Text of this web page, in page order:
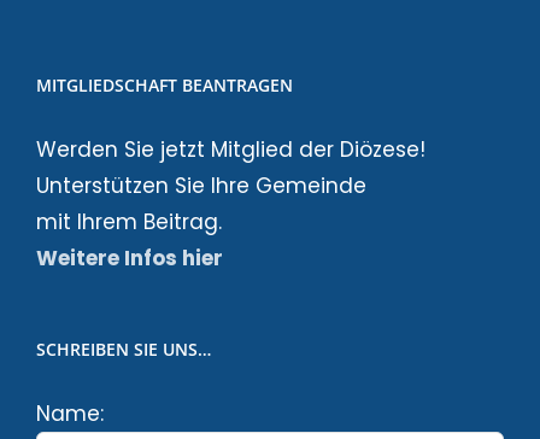
MITGLIEDSCHAFT BEANTRAGEN
Werden Sie jetzt Mitglied der Diözese!
Unterstützen Sie Ihre Gemeinde
mit Ihrem Beitrag.
Weitere Infos hier
SCHREIBEN SIE UNS…
Name: